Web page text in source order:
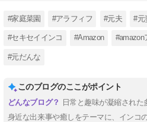
#家庭菜園 #アラフィフ #元夫 #元
#セキセイインコ #Amazon #amazon
#元だんな
このブログのここがポイント
日常と趣味が凝縮された
身近な出来事や癒しをテーマに、インコ